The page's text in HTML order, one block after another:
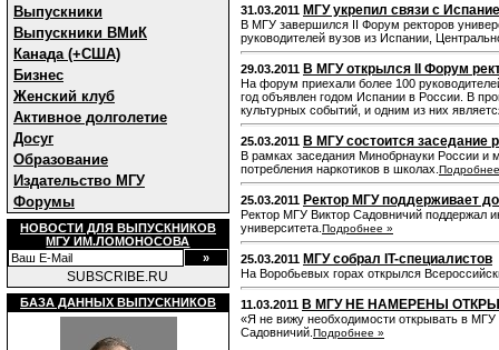
Выпускники
Выпускники ВМиК
Канада (+США)
Бизнес
Женский клуб
Активное долголетие
Досуг
Образование
Издательство МГУ
Форумы
НОВОСТИ ДЛЯ ВЫПУСКНИКОВ
МГУ ИМ.ЛОМОНОСОВА
SUBSCRIBE.RU
БАЗА ДАННЫХ ВЫПУСКНИКОВ
31.03.2011 МГУ укрепил связи с
В МГУ завершился II Форум ректоров
руководителей вузов из Испании,
29.03.2011 В МГУ открылся II Форум
На форум приехали более 100
год объявлен годом Испании в России. В
культурных событий, и одним из них
25.03.2011 В МГУ состоится заседание
В рамках заседания Минобрнауки России и
потребления наркотиков в школах.
25.03.2011 Ректор МГУ поддерживает
Ректор МГУ Виктор Садовничий поддержал
университета. Подробнее »
25.03.2011 МГУ собрал IT-специалистов
На Воробьевых горах открылся
11.03.2011 В МГУ НЕ НАМЕРЕНЫ
«Я не вижу необходимости открывать в МГУ
Садовничий. Подробнее »